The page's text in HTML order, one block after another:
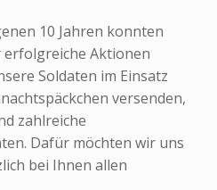
10 Jahren konnten
Aktionen
Soldaten im Einsatz
versenden,
zahlreiche
Dafür möchten wir uns
bei Ihnen allen